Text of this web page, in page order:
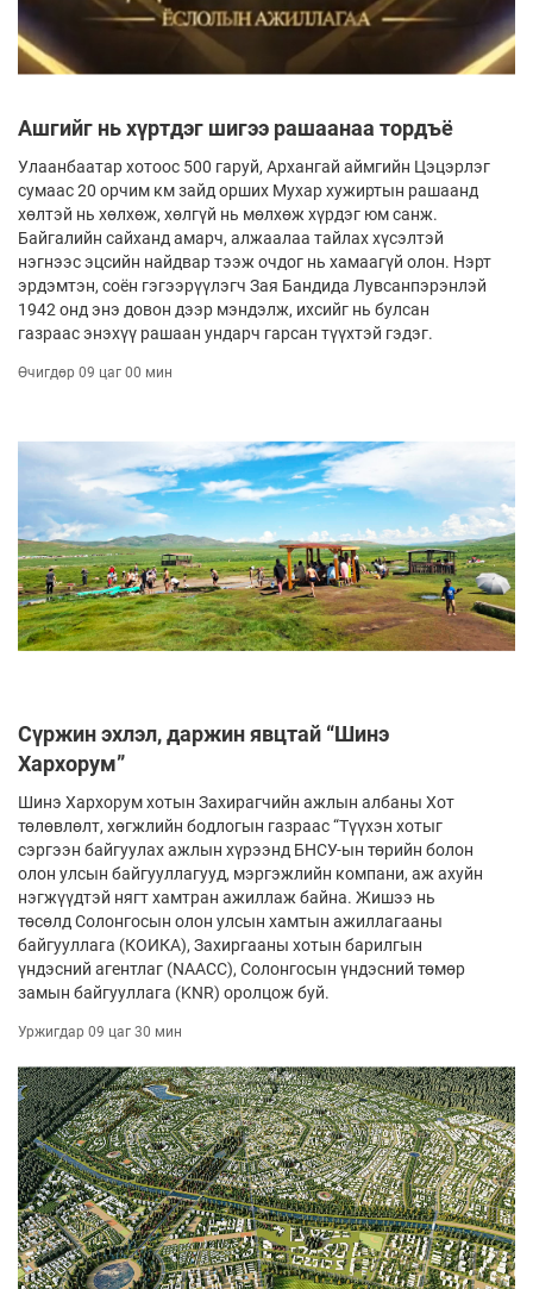
Ашгийг нь хүртдэг шигээ рашаанаа тордъё
Улаанбаатар хотоос 500 гаруй, Архангай аймгийн Цэцэрлэг
сумаас 20 орчим км зайд орших Мухар хужиртын рашаанд
хөлтэй нь хөлхөж, хөлгүй нь мөлхөж хүрдэг юм санж.
Байгалийн сайханд амарч, алжаалаа тайлах хүсэлтэй
нэгнээс эцсийн найдвар тээж очдог нь хамаагүй олон. Нэрт
эрдэмтэн, соён гэгээрүүлэгч Зая Бандида Лувсанпэрэнлэй
1942 онд энэ довон дээр мэндэлж, ихсийг нь булсан
газраас энэхүү рашаан ундарч гарсан түүхтэй гэдэг.
Өчигдөр 09 цаг 00 мин
Сүржин эхлэл, даржин явцтай “Шинэ
Хархорум”
Шинэ Хархорум хотын Захирагчийн ажлын албаны Хот
төлөвлөлт, хөгжлийн бодлогын газраас “Түүхэн хотыг
сэргээн байгуулах ажлын хүрээнд БНСУ-ын төрийн болон
олон улсын байгууллагууд, мэргэжлийн компани, аж ахуйн
нэгжүүдтэй нягт хамтран ажиллаж байна. Жишээ нь
төсөлд Солонгосын олон улсын хамтын ажиллагааны
байгууллага (КОИКА), Захиргааны хотын барилгын
үндэсний агентлаг (NAACC), Солонгосын үндэсний төмөр
замын байгууллага (KNR) оролцож буй.
Уржигдар 09 цаг 30 мин